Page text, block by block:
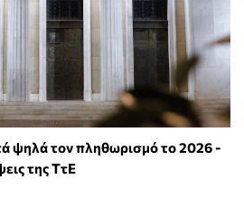
ψηλά τον πληθωρισμό το 2026 -
της ΤτΕ